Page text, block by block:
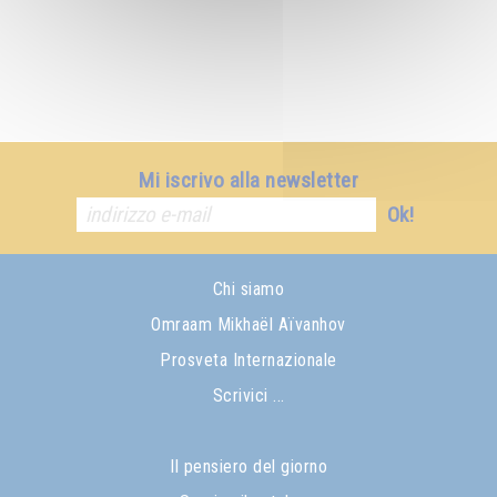
Mi iscrivo alla newsletter
Ok!
Chi siamo
Omraam Mikhaël Aïvanhov
Prosveta Internazionale
Scrivici ...
Il pensiero del giorno